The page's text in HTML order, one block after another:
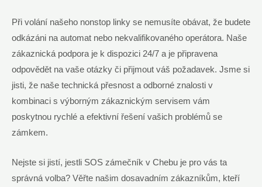
Při ‌volání ⁤našeho​ nonstop linky se nemusíte obávat, že budete
odkázáni⁢ na ⁤automat nebo nekvalifikovaného operátora. ⁤Naše
zákaznická podpora je k ⁢dispozici 24/7 a je připravena
odpovědět na vaše ​otázky ⁣či přijmout váš⁣ požadavek. Jsme si
jisti,⁣ že ⁣naše ​technická přesnost a odborné znalosti v
kombinaci s‌ výborným zákaznickým servisem vám
poskytnou rychlé a ⁢efektivní řešení vašich problémů se
zámkem.
Nejste si jistí, jestli SOS zámečník v Chebu je pro vás ta
správná volba? Věřte našim ‍dosavadním zákazníkům, kteří